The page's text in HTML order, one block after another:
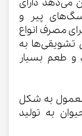
دارای
پیر و
مصرف انواع
تشویقی‌ها به
طعم بسیار
به شکل
به تولید